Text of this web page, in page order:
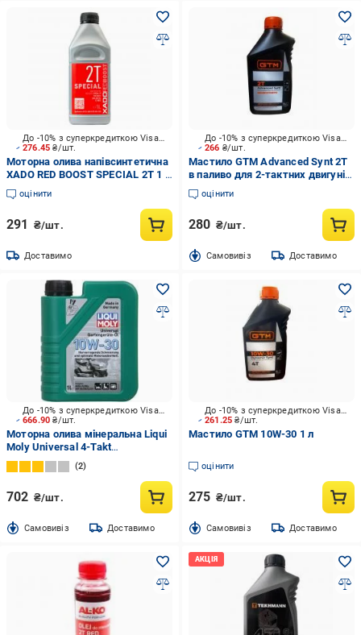
276.45₴/шт.
До -10% з суперкредиткою Visa Вигода
Моторна олива напівсинтетична
XADO RED BOOST SPECIAL 2T 1 л
(XA 23199)
оцінити
291 ₴/шт.
Доставимо
266 ₴/шт.
До -10% з суперкредиткою Visa Вигода
Мастило GTM Advanced Synt 2T
в паливо для 2-тактних двигунів
1 л
оцінити
280 ₴/шт.
Cамовивіз Доставимо
666.90₴/шт.
До -10% з суперкредиткою Visa Вигода
Моторна олива мінеральна Liqui
Moly Universal 4-Takt
Gartengerate-Oil 10W-30 1 л
(2456)
2
702 ₴/шт.
Cамовивіз Доставимо
261.25₴/шт.
До -10% з суперкредиткою Visa Вигода
Мастило GTM 10W-30 1 л
оцінити
275 ₴/шт.
Cамовивіз Доставимо